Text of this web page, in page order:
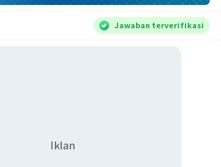
Jawaban terverifikasi
Iklan